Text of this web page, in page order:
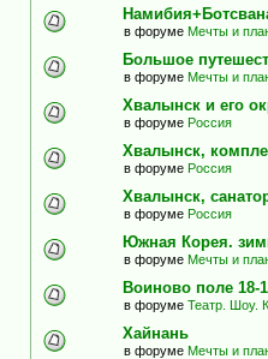
в форуме Мечты и
Большое
в форуме Мечты и
Хвалынск и его
в форуме Россия
Хвалынск,
в форуме Россия
Хвалынск,
в форуме Россия
Южная Корея.
в форуме Мечты и
Воиново поле 18-
в форуме Театр. Шоу.
Хайнань
в форуме Мечты и